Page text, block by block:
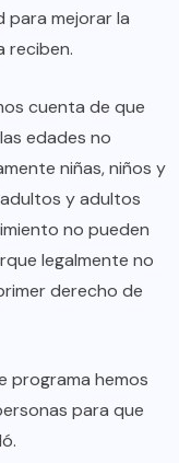
mejorar la
reciben.
cuenta de que
edades no
niñas, niños y
y adultos
no pueden
legalmente no
derecho de
programa hemos
para que